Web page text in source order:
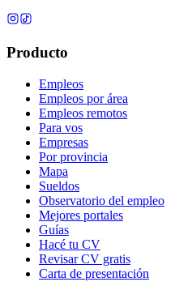
Producto
Empleos
Empleos por área
Empleos remotos
Para vos
Empresas
Por provincia
Mapa
Sueldos
Observatorio del empleo
Mejores portales
Guías
Hacé tu CV
Revisar CV gratis
Carta de presentación